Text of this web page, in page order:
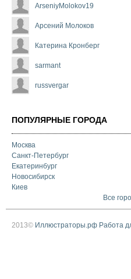
ArseniyMolokov19
Арсений Молоков
Катерина Кронберг
sarmant
russvergar
ПОПУЛЯРНЫЕ ГОРОДА
Москва
Санкт-Петербург
Екатеринбург
Новосибирск
Киев
Все
2013© Иллюстраторы.рф Работа